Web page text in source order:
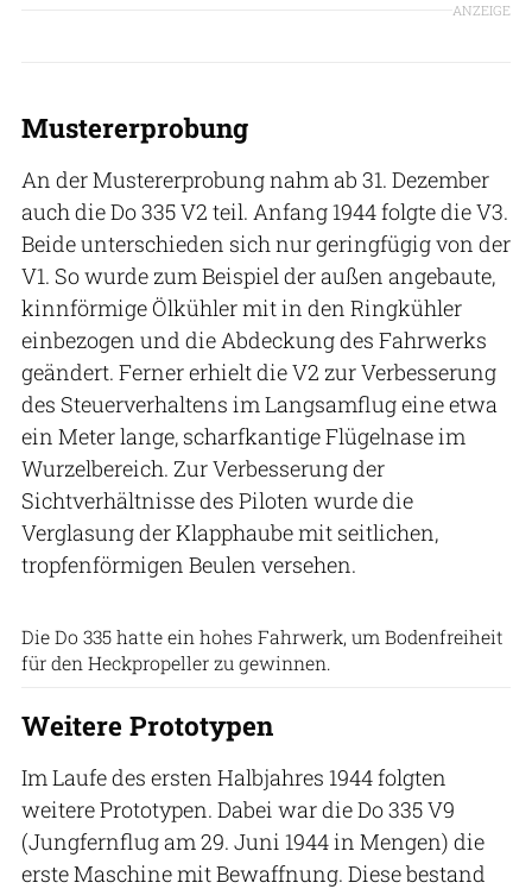
ANZEIGE
Mustererprobung
An der Mustererprobung nahm ab 31. Dezember
auch die Do 335 V2 teil. Anfang 1944 folgte die V3.
Beide unterschieden sich nur geringfügig von der
V1. So wurde zum Beispiel der außen angebaute,
kinnförmige Ölkühler mit in den Ringkühler
einbezogen und die Abdeckung des Fahrwerks
geändert. Ferner erhielt die V2 zur Verbesserung
des Steuerverhaltens im Langsamflug eine etwa
ein Meter lange, scharfkantige Flügelnase im
Wurzelbereich. Zur Verbesserung der
Sichtverhältnisse des Piloten wurde die
Verglasung der Klapphaube mit seitlichen,
tropfenförmigen Beulen versehen.
Die Do 335 hatte ein hohes Fahrwerk, um Bodenfreiheit
für den Heckpropeller zu gewinnen.
Weitere Prototypen
Im Laufe des ersten Halbjahres 1944 folgten
weitere Prototypen. Dabei war die Do 335 V9
(Jungfernflug am 29. Juni 1944 in Mengen) die
erste Maschine mit Bewaffnung. Diese bestand